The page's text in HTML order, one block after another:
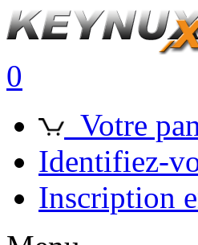
0
Votre
Identifiez-
Inscription